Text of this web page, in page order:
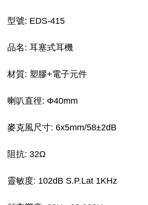
型號: EDS-415
品名: 耳塞式耳機
材質: 塑膠+電子元件
喇叭直徑: Φ40mm
麥克風尺寸: 6x5mm/58±2dB
阻抗: 32Ω
靈敏度: 102dB S.P.Lat 1KHz